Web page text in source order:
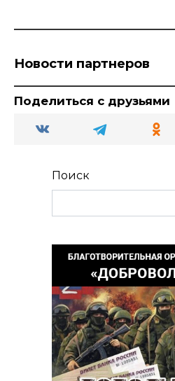
Новости партнеров
Поделиться с друзьями
Поиск